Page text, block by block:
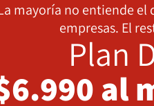
mayoría no entiende el
empresas. El
Plan
al